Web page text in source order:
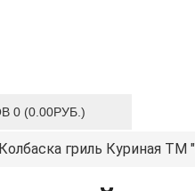
0 (0.00РУБ.)
Колбаска гриль Куриная ТМ